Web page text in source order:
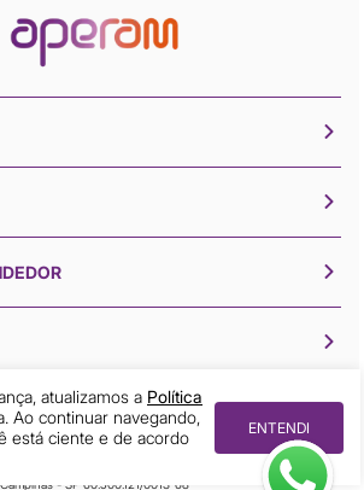
atualizamos a Política
Ao continuar navegando,
está ciente e de acordo
ENTENDI
reservados © 2026 Aperam Inox
Avenida Mercedes Benz, 1420 Distrito Industrial 13054-750
Campinas - SP 60.500.121/0013-68